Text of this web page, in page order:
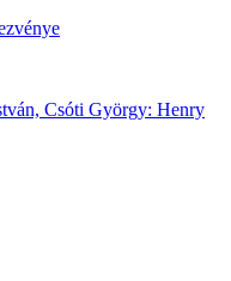
Csóti György: Henry